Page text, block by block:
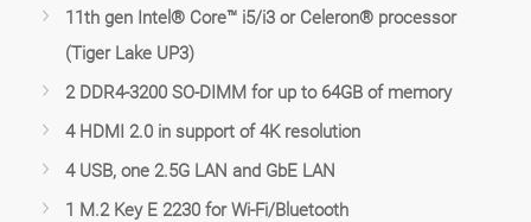
11th gen Intel® Core™ i5/i3 or Celeron® processor
(Tiger Lake UP3)
2 DDR4-3200 SO-DIMM for up to 64GB of memory
4 HDMI 2.0 in support of 4K resolution
4 USB, one 2.5G LAN and GbE LAN
1 M.2 Key E 2230 for Wi-Fi/Bluetooth